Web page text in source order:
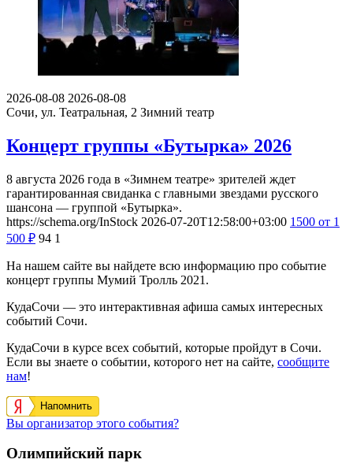
2026-08-08 2026-08-08
Сочи, ул. Театральная, 2 Зимний театр
Концерт группы «Бутырка» 2026
8 августа 2026 года в «Зимнем театре» зрителей ждет
гарантированная свиданка с главными звездами русского
шансона — группой «Бутырка».
https://schema.org/InStock 2026-07-20T12:58:00+03:00 1500 от 1
500 ₽ 94 1
На нашем сайте вы найдете всю информацию про событие
концерт группы Мумий Тролль 2021.
КудаСочи — это интерактивная афиша самых интересных
событий Сочи.
КудаСочи в курсе всех событий, которые пройдут в Сочи.
Если вы знаете о событии, которого нет на сайте, сообщите
нам!
Напомнить
Вы организатор этого события?
Олимпийский парк